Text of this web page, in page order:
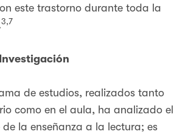
este trastorno durante toda la
3,7
de estudios, realizados tanto
como en el aula, ha analizado el
de la enseñanza a la lectura; es